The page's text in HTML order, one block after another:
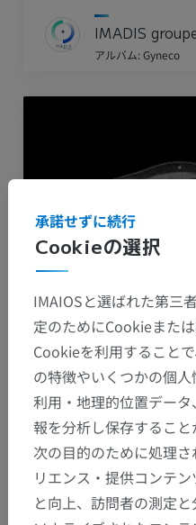
IMADIS
アルバム: Gyneco
Torsion de
Dr Alban CHAZOT, Dr
IMADIS
アルバム: Gyneco
Cookieの選択
承諾せずに続行
IMAIOSと選ばれた第三
定のためにCookieまた
Cookieを利用すること
の特徴やいくつかの個人
利用・地理的位置デー
報を分析し保存するこ
次の目的のために処理
リエンス・提供コンテ
と向上、訪問者の測定